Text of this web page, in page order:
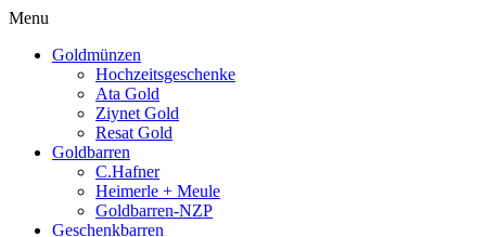
Menu
Goldmünzen
Hochzeitsgeschenke
Ata Gold
Ziynet Gold
Resat Gold
Goldbarren
C.Hafner
Heimerle + Meule
Goldbarren-NZP
Geschenkbarren